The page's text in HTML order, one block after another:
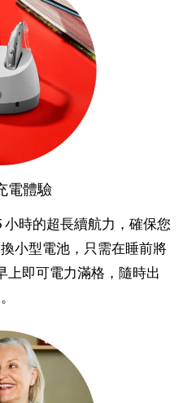
電體驗
時的超長續航力，確保您
小型電池，只需在睡前將
上即可電力滿格，隨時出